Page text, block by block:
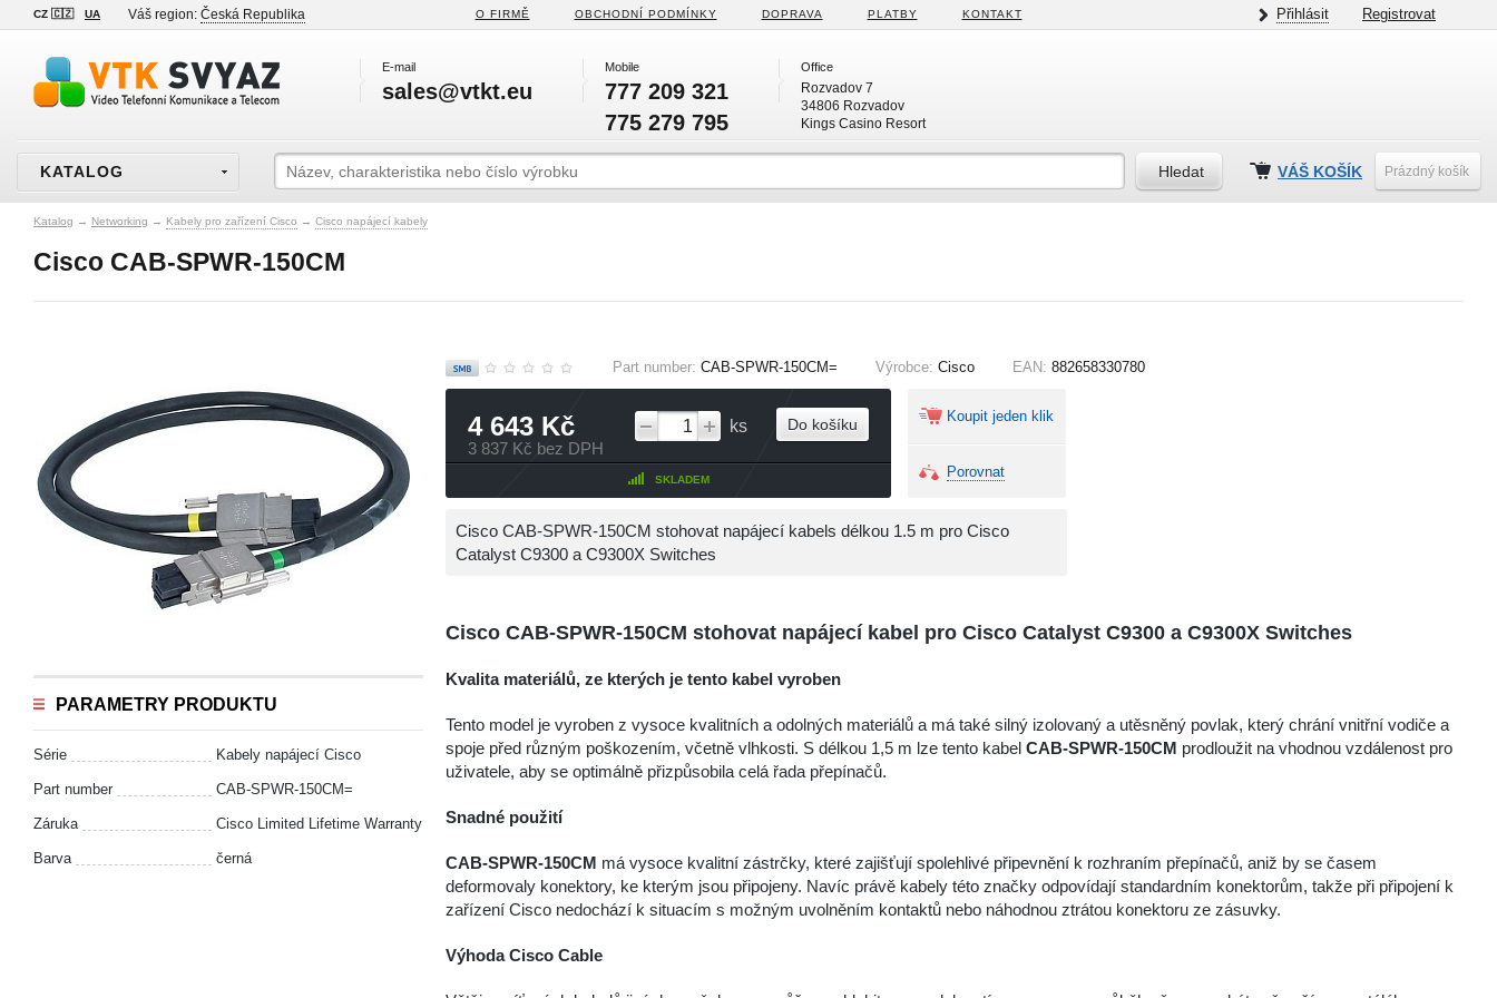
CZ 🇨🇿 UA Váš region: Česká Republika O FIRMĚ OBCHODNÍ PODMÍNKY DOPRAVA PLATBY KONTAKT Přihlásit Registrovat
E-mail
sales@vtkt.eu
Mobile
777 209 321
775 279 795
Office
Rozvadov 7
34806 Rozvadov
Kings Casino Resort
KATALOG VÁŠ KOŠÍK Prázdný košík
Katalog → Networking → Kabely pro zařízení Cisco → Cisco napájecí kabely
Cisco CAB-SPWR-150CM
PARAMETRY PRODUKTU
Série Kabely napájecí Cisco
Part number CAB-SPWR-150CM=
Záruka Cisco Limited Lifetime Warranty
Barva černá
Part number: CAB-SPWR-150CM= Výrobce: Cisco EAN: 882658330780
4 643 Kč
3 837 Kč bez DPH
ks
SKLADEM
Do košíku Koupit jeden klik
Porovnat
Cisco CAB-SPWR-150CM stohovat napájecí kabels délkou 1.5 m pro Cisco
Catalyst C9300 a C9300X Switches
Cisco CAB-SPWR-150CM stohovat napájecí kabel pro Cisco Catalyst C9300 a C9300X Switches
Kvalita materiálů, ze kterých je tento kabel vyroben
Tento model je vyroben z vysoce kvalitních a odolných materiálů a má také silný izolovaný a utěsněný povlak, který chrání vnitřní vodiče a
spoje před různým poškozením, včetně vlhkosti. S délkou 1,5 m lze tento kabel CAB-SPWR-150CM prodloužit na vhodnou vzdálenost pro
uživatele, aby se optimálně přizpůsobila celá řada přepínačů.
Snadné použití
CAB-SPWR-150CM má vysoce kvalitní zástrčky, které zajišťují spolehlivé připevnění k rozhraním přepínačů, aniž by se časem
deformovaly konektory, ke kterým jsou připojeny. Navíc právě kabely této značky odpovídají standardním konektorům, takže při připojení k
zařízení Cisco nedochází k situacím s možným uvolněním kontaktů nebo náhodnou ztrátou konektoru ze zásuvky.
Výhoda Cisco Cable